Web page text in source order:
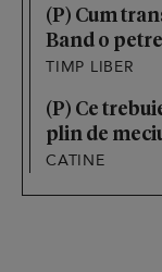
(P) Cum
Band o
TIMP LIBER
(P) Ce
plin de
CATINE